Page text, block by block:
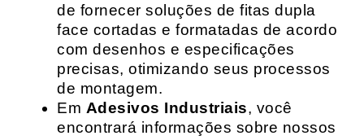
de fornecer soluções de fitas dupla
face cortadas e formatadas de acordo
com desenhos e especificações
precisas, otimizando seus processos
de montagem.
Em Adesivos Industriais, você
encontrará informações sobre nossos